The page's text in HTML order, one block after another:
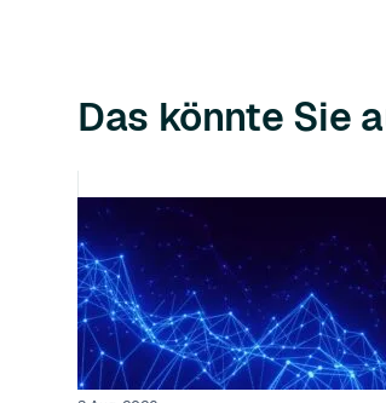
Das könnte Sie